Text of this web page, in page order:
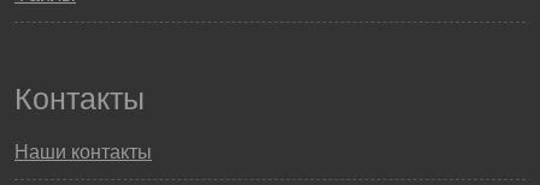
Контакты
Наши контакты